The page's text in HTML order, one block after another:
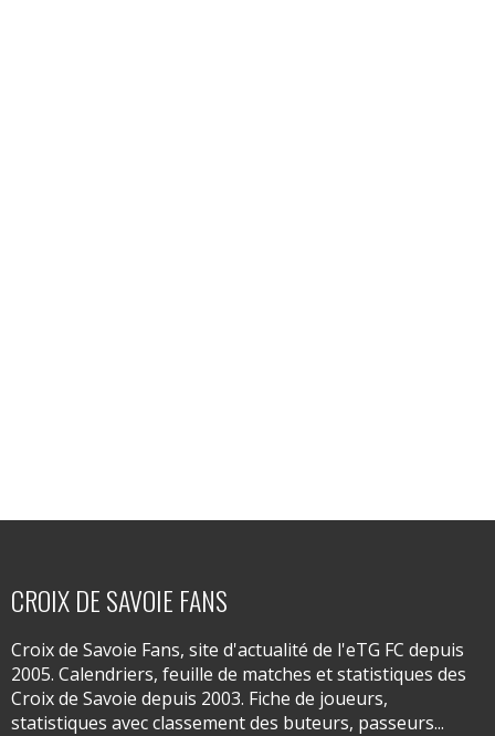
CROIX DE SAVOIE FANS
Croix de Savoie Fans, site d'actualité de l'eTG FC depuis
2005. Calendriers, feuille de matches et statistiques des
Croix de Savoie depuis 2003. Fiche de joueurs,
statistiques avec classement des buteurs, passeurs...